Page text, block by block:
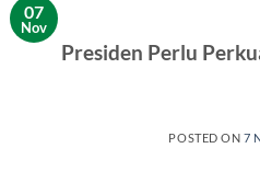
07
Nov
Presiden Perlu
POSTED ON7